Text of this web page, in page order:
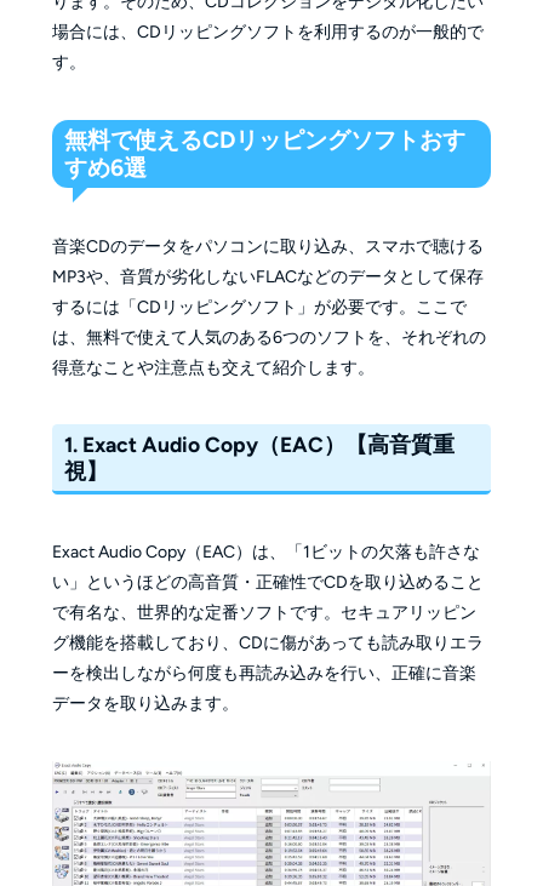
場合には、CDリッピングソフトを利用するのが一般的で
す。
無料で使えるCDリッピングソフトおす
すめ6選
音楽CDのデータをパソコンに取り込み、スマホで聴ける
MP3や、音質が劣化しないFLACなどのデータとして保存
するには「CDリッピングソフト」が必要です。ここで
は、無料で使えて人気のある6つのソフトを、それぞれの
得意なことや注意点も交えて紹介します。
1. Exact Audio Copy（EAC）【高音質重
視】
Exact Audio Copy（EAC）は、「1ビットの欠落も許さな
い」というほどの高音質・正確性でCDを取り込めること
で有名な、世界的な定番ソフトです。セキュアリッピン
グ機能を搭載しており、CDに傷があっても読み取りエラ
ーを検出しながら何度も再読み込みを行い、正確に音楽
データを取り込みます。